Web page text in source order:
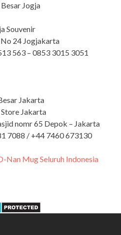
Jogja
Souvenir
No 24 Jogjakarta
563 – 0853 3015 3051
Jakarta
Jakarta
nomr 65 Depok – Jakarta
7088 / +44 7460 673130
Nan Mug Seluruh Indonesia